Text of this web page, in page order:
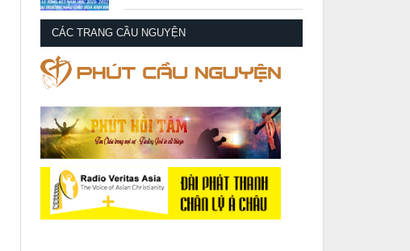
CÁC TRANG CẦU NGUYỆN